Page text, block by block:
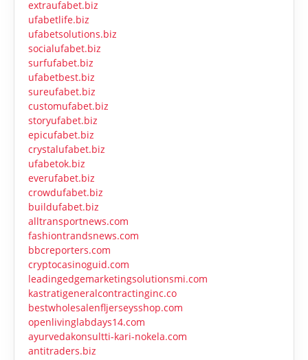
extraufabet.biz
ufabetlife.biz
ufabetsolutions.biz
socialufabet.biz
surfufabet.biz
ufabetbest.biz
sureufabet.biz
customufabet.biz
storyufabet.biz
epicufabet.biz
crystalufabet.biz
ufabetok.biz
everufabet.biz
crowdufabet.biz
buildufabet.biz
alltransportnews.com
fashiontrandsnews.com
bbcreporters.com
cryptocasinoguid.com
leadingedgemarketingsolutionsmi.com
kastratigeneralcontractinginc.co
bestwholesalenfljerseysshop.com
openlivinglabdays14.com
ayurvedakonsultti-kari-nokela.com
antitraders.biz